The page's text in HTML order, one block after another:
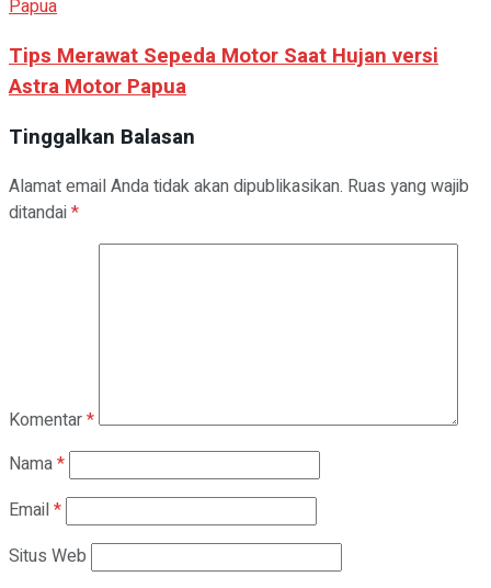
Tips Merawat Sepeda Motor Saat Hujan versi
Astra Motor Papua
Tinggalkan Balasan
Alamat email Anda tidak akan dipublikasikan. Ruas yang wajib
ditandai*
Komentar*
Nama*
Email*
Situs Web